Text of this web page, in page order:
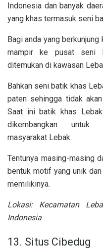
Indonesia dan banyak
yang khas termasuk seni
Bagi anda yang
mampir ke pusat seni
ditemukan di kawasan
Bahkan seni batik khas
paten sehingga tidak
Saat ini batik khas
dikembangkan untuk
masyarakat Lebak.
Tentunya masing-masing
bentuk motif yang unik
memilikinya.
Lokasi: Kecamatan
Indonesia
13. Situs Cibedug